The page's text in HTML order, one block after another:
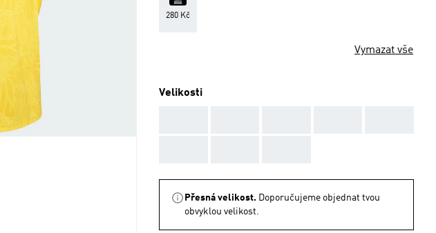
280 Kč
Vymazat vše
Velikosti
Přesná velikost. Doporučujeme objednat tvou
obvyklou velikost.